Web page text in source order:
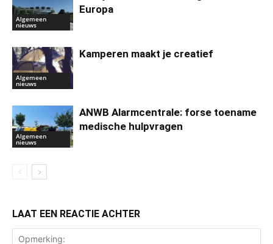
Algemeen
nieuws
Europa
Algemeen
nieuws
Kamperen maakt je creatief
Algemeen
nieuws
ANWB Alarmcentrale: forse toename
medische hulpvragen
LAAT EEN REACTIE ACHTER